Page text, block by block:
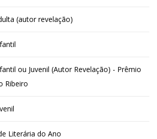
(autor revelação)
ou Juvenil (Autor Revelação) - Prêmio
Ribeiro
Literária do Ano